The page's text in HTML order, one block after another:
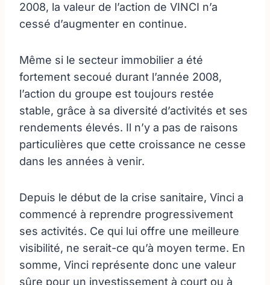
2008, la valeur de l’action de VINCI n’a
cessé d’augmenter en continue.
Même si le secteur immobilier a été
fortement secoué durant l’année 2008,
l’action du groupe est toujours restée
stable, grâce à sa diversité d’activités et ses
rendements élevés. Il n’y a pas de raisons
particulières que cette croissance ne cesse
dans les années à venir.
Depuis le début de la crise sanitaire, Vinci a
commencé à reprendre progressivement
ses activités. Ce qui lui offre une meilleure
visibilité, ne serait-ce qu’à moyen terme. En
somme, Vinci représente donc une valeur
sûre pour un investissement à court ou à